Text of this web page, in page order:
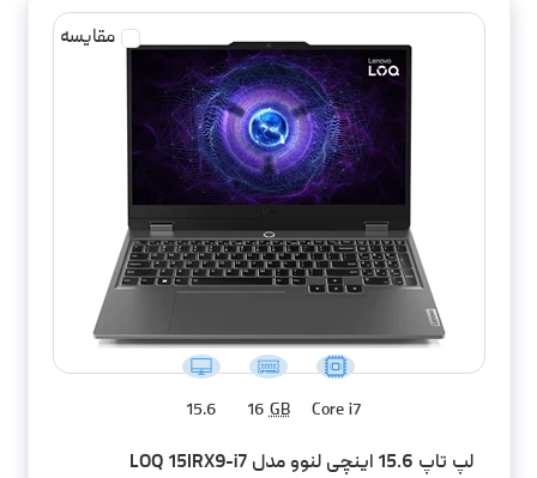
مقایسه
Core i7
16GB
15.6
لپ تاپ 15.6 اینچی لنوو مدل LOQ 15IRX9-i7